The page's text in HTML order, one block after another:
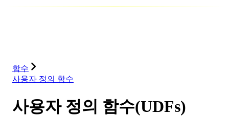
함수
사용자 정의 함수
사용자 정의 함수(UDFs)